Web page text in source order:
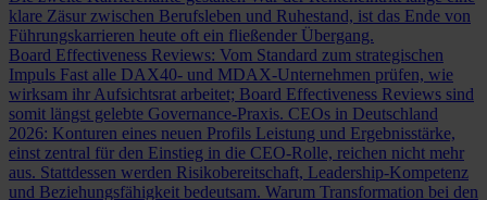
klare Zäsur zwischen Berufsleben und Ruhestand, ist das Ende von
Führungskarrieren heute oft ein fließender Übergang.
Board Effectiveness Reviews: Vom Standard zum strategischen
Impuls Fast alle DAX40- und MDAX-Unternehmen prüfen, wie
wirksam ihr Aufsichtsrat arbeitet; Board Effectiveness Reviews sind
somit längst gelebte Governance-Praxis. CEOs in Deutschland
2026: Konturen eines neuen Profils Leistung und Ergebnisstärke,
einst zentral für den Einstieg in die CEO-Rolle, reichen nicht mehr
aus. Stattdessen werden Risikobereitschaft, Leadership-Kompetenz
und Beziehungsfähigkeit bedeutsam. Warum Transformation bei den